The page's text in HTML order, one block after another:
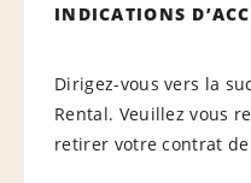
INDICATIONS
Dirigez-vous vers la
Rental. Veuillez vous
retirer votre contrat